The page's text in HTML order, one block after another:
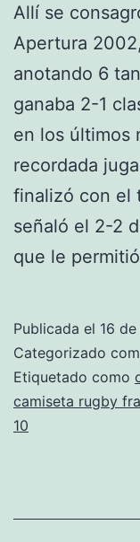
Allí se
Apertura
anotando 6
ganaba 2-1
en los últimos
recordada
finalizó con el
señaló el 2-2
que le
Publicada el 16
Categorizado
Etiquetado como
camiseta rugby
10